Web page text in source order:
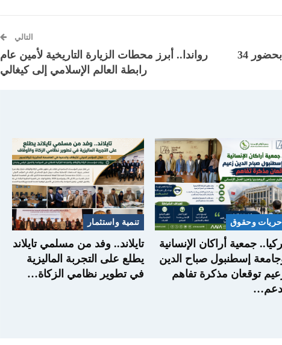
تايوان.. عرض أهمية شهادات الحلال بحضور 34
التالي
رواندا.. أبرز محطات الزيارة التاريخية لأمين عام
رابطة العالم الإسلامي إلى كيغالي
حريات وحقوق
جمعية أراكان الإنسانية
إسطنبول صباح الدين
توقعان مذكرة تفاهم
تنمية واستثمار
تايلاند.. وفد من مسلمي تايلاند
يطلع على التجربة الماليزية
في تطوير نظامي الزكاة…